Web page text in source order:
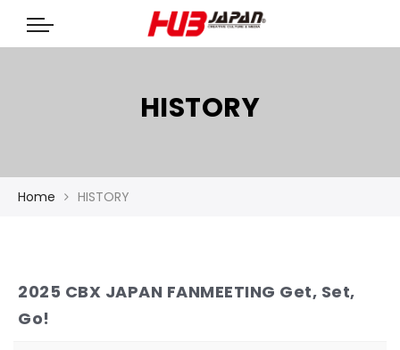
HISTORY
Home HISTORY
2025 CBX JAPAN FANMEETING Get, Set,
Go!